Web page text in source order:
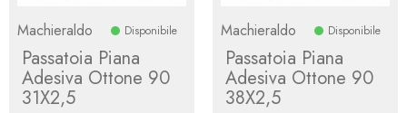
Machieraldo Disponibile
Passatoia Piana
Adesiva Ottone 90
31X2,5
Machieraldo Disponibile
Passatoia Piana
Adesiva Ottone 90
38X2,5